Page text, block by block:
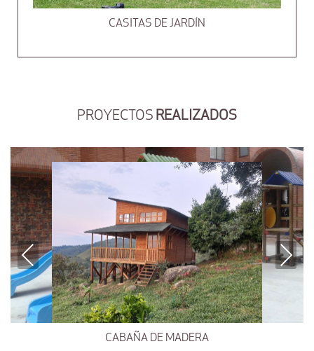
CASITAS DE JARDÍN
PROYECTOS REALIZADOS
CABAÑA DE MADERA
Previous Next